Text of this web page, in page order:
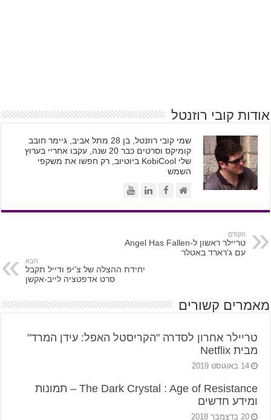
אודות קובי רוזנטל
שמי קובי רוזנטל, בן 28 מתל אביב, גיימר חובב
קומיקס וסרטים כבר 20 שנה, עקבו אחריי בערוץ
שלי KobiCool ביוטיוב, רק חפשו את משקפי
השמש
הקודם
טריילר ראשון ל-Angel Has Fallen
עם ג'רארד באטלר
הבא
יחידת ההצלה של צ'יפ ודייל תקבל
סרט אדפטציה לייב-אקשן
מאמרים קשורים
טריילר אחרון לסדרה "הקריסטל האפל: עידן המרד"
מבית Netflix
14 באוגוסט 2019
The Dark Crystal : Age of Resistance – תמונות
ומידע חדשים
20 בדצמבר 2018